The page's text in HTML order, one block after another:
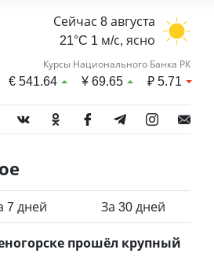
Сейчас 8 августа
21°C 1 м/с, ясно
Курсы Национального Банка РК
€541.64 ¥69.65 ₽5.71
7 дней За 30 дней
прошёл крупный